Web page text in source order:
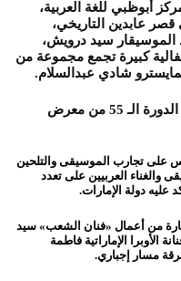
أبوظبي للغة العربية،
عابدين التاريخي،
الموسيقار سيد درويش،
كبيرة تجمع مجموعة من
شادي عبدالسلام.
وذلك على هامش مشاركته في فعاليات الدورة الـ 55 من معرض
على تجارب الموسيقى والتلحين
والغناء العربيين على تعدد
عليه دولة الإمارات.
من أعمال «فنان الشعب» سيد
الإماراتية فاطمة
مسار إجباري.